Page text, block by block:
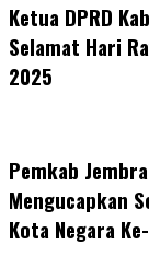
Ketua DPRD
Selamat Hari
2025
Pemkab
Mengucapkan
Kota Negara